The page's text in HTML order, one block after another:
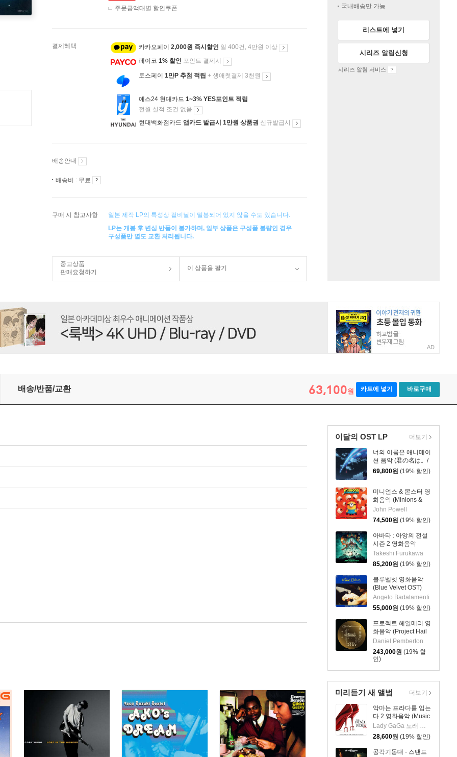
주문금액대별 할인쿠폰
결제혜택 카카오페이 2,000원 즉시할인 일 400건, 4만원 이상
페이코 1% 할인 포인트 결제시
토스페이 1만P 추첨 적립 + 생애첫결제 3천원
예스24 현대카드 1~3% YES포인트 적립
전월 실적 조건 없음
현대백화점카드 앱카드 발급시 1만원 상품권 신규발급시
배송안내
배송비 : 무료
구매 시 참고사항
일본 제작 LP의 특성상 겉비닐이 밀봉되어 있지 않을 수도 있습니다.
LP는 개봉 후 변심 반품이 불가하며, 일부 상품은 구성품 불량인 경우
구성품만 별도 교환 처리됩니다.
중고상품
판매요청하기
이 상품을 팔기
국내배송만 가능
리스트에 넣기
시리즈 알림신청
시리즈 알림 서비스
AD
Soundtrack)
배송/반품/교환 63,100원 카트에 넣기 바로구매
이달의 OST LP
너의 이름은 애니메이
션 음악 (君の名は。/
your name. OST by
69,800원 (19% 할인)
미니언스 & 몬스터 영
화음악 (Minions &
Monsters OST by
John Powell) [옐로우
& 스카이블루 컬러
2LP]
John Powell
74,500원 (19% 할인)
아바타 : 아앙의 전설
시즌 2 영화음악
(Avatar: The Last
Airbender Season -
Soundtrack From
The Netflix Series
OST) [그린 마블 컬러
2LP]
Takeshi Furukawa
85,200원 (19% 할인)
블루벨벳 영화음악
(Blue Velvet OST)
[LP]
Angelo Badalamenti
55,000원 (19% 할인)
프로젝트 헤일메리 영
화음악 (Project Hail
Mary - The Complete
Amazon MGM
Studios Soundtrack)
[골드 & 조에트로프
컬러 4LP]
Daniel Pemberton
243,000원 (19% 할
인)
더보기
미리듣기 새 앨범
악마는 프라다를 입는
다 2 영화음악 (Music
from the Motion
Picture The Devil
Wears Prada 2)
Lady GaGa 노래 외 12명
28,600원 (19% 할인)
공각기동대 - 스탠드
더보기